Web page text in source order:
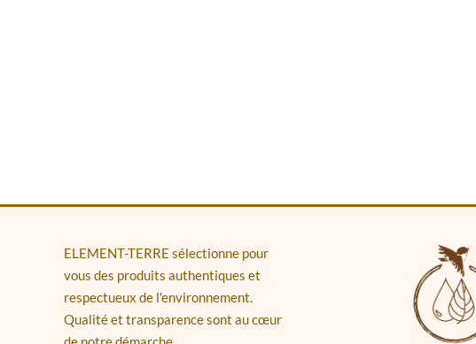
ELEMENT-TERRE sélectionne pour
vous des produits authentiques et
respectueux de l'environnement.
Qualité et transparence sont au cœur